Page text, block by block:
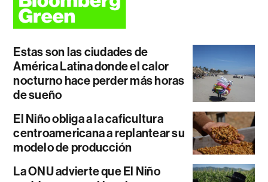
Estas son las ciudades de
América Latina donde el calor
nocturno hace perder más horas
de sueño
El Niño obliga a la caficultura
centroamericana a replantear su
modelo de producción
La ONU advierte que El Niño